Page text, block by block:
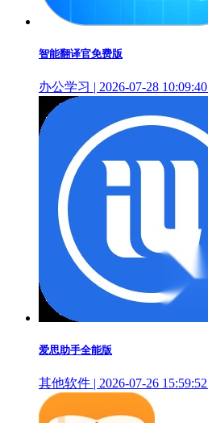
智能翻译官免费版
办公学习 | 2026-07-28 10:09:40
爱思助手全能版
其他软件 | 2026-07-26 15:59:52